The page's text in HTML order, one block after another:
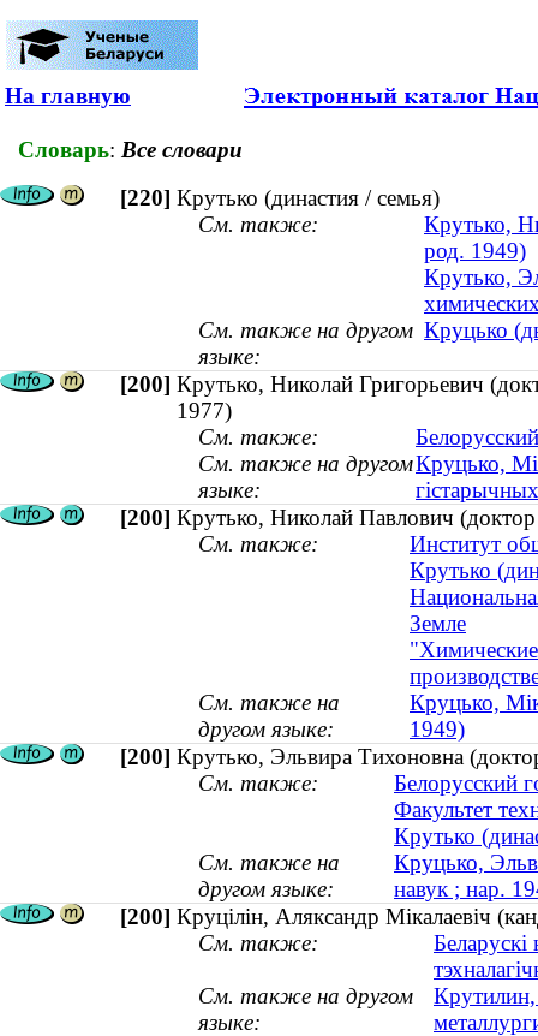
На главную
Словарь: Все словари
[220] Крутько (династия / семья)
См. также:
Крутько,
род. 1949)
Крутько,
См. также на другом
языке:
Круцько
[200] Крутько, Николай Григорьевич
1977)
См. также:
См. также на другом
языке:
Круцько,
[200] Крутько, Николай Павлович
См. также:
Институт
Крутько
Земле
См. также на
другом языке:
Круцько,
1949)
[200] Крутько, Эльвира Тихоновна
См. также:
Белорусский
Факультет
Крутько
См. также на
другом языке:
Круцько,
навук ; нар.
[200] Круцілін, Аляксандр Мікалаевіч
См. также:
См. также на другом
языке:
Крутилин,